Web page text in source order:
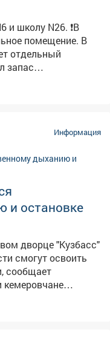
школу N26. ❗️В
помещение. В
отдельный
запас
хранения.
и педагоги, но и
пункты укрытия
с несущими
список точек
заглубленных и
для укрытия,
Информация
и остановке
дворце "Кузбасс"
смогут освоить
сообщает
помощь
сознания, а также